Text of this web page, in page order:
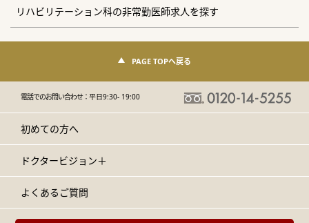
リハビリテーション科の非常勤医師求人を探す
PAGE TOPへ戻る
電話でのお問い合わせ：平日9:30- 19:00
初めての方へ
ドクタービジョン＋
よくあるご質問